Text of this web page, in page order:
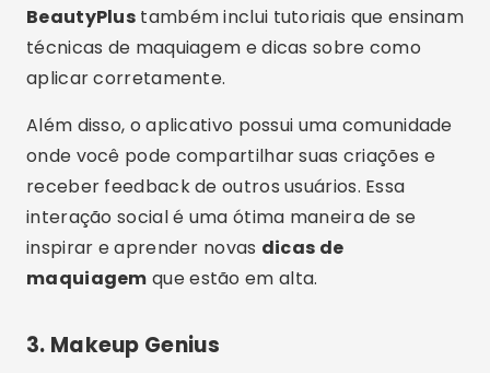
BeautyPlus também inclui tutoriais que ensinam
técnicas de maquiagem e dicas sobre como
aplicar corretamente.
Além disso, o aplicativo possui uma comunidade
onde você pode compartilhar suas criações e
receber feedback de outros usuários. Essa
interação social é uma ótima maneira de se
inspirar e aprender novas dicas de
maquiagem que estão em alta.
3. Makeup Genius